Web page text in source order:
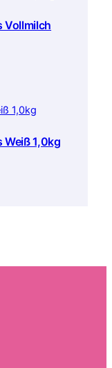
Vollmilch
Weiß 1,0kg